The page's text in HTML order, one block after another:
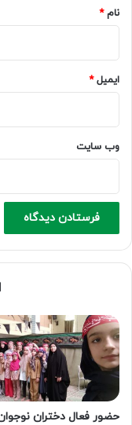
نام*
ایمیل*
وب‌ سایت
حضور فعال دختران